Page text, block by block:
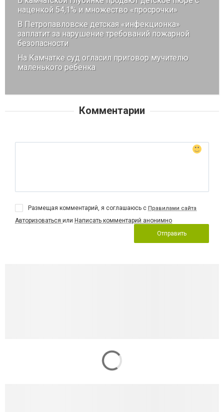
наценкой 54,1% и множество «просрочки»
В Петропавловске детская «инфекционка»
заплатит за нарушение требований пожарной
безопасности
На Камчатке суд огласил приговор мучителю
маленького ребенка
Комментарии
Размещая комментарий, я соглашаюсь с Правилами сайта
Авторизоваться или Написать комментарий анонимно
Отправить